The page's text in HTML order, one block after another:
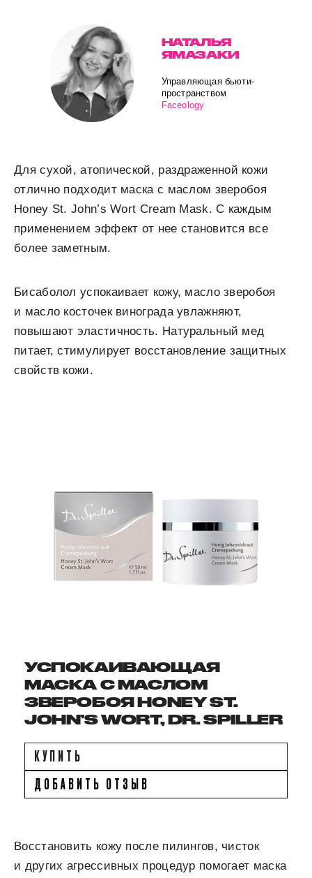
НАТАЛЬЯ
ЯМАЗАКИ
Управляющая бьюти-
пространством
Faceology
Для сухой, атопической, раздраженной кожи
отлично подходит маска с маслом зверобоя
Honey St. John’s Wort Cream Mask. С каждым
применением эффект от нее становится все
более заметным.
Бисаболол успокаивает кожу, масло зверобоя
и масло косточек винограда увлажняют,
повышают эластичность. Натуральный мед
питает, стимулирует восстановление защитных
свойств кожи.
УСПОКАИВАЮЩАЯ
МАСКА С МАСЛОМ
ЗВЕРОБОЯ HONEY ST.
JOHN’S WORT, DR. SPILLER
КУПИТЬ
ДОБАВИТЬ ОТЗЫВ
Восстановить кожу после пилингов, чисток
и других агрессивных процедур помогает маска